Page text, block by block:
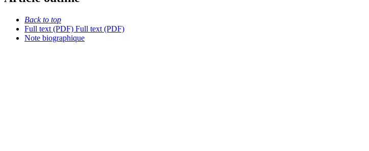
Back to top
Full text (PDF) Full text (PDF)
Note biographique